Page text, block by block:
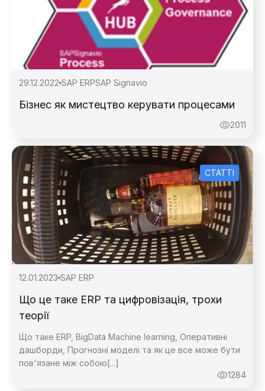
29.12.2022 SAP ERPSAP Signavio
Бізнес як мистецтво керувати процесами
2011
СТАТТІ
12.01.2023 SAP ERP
Що це таке ERP та цифровізація, трохи
теорії
Що таке ERP, BigData Machine learning, Оперативні
дашборди, Прогнозні моделі та як це все може бути
пов'язане між собою[...]
1284